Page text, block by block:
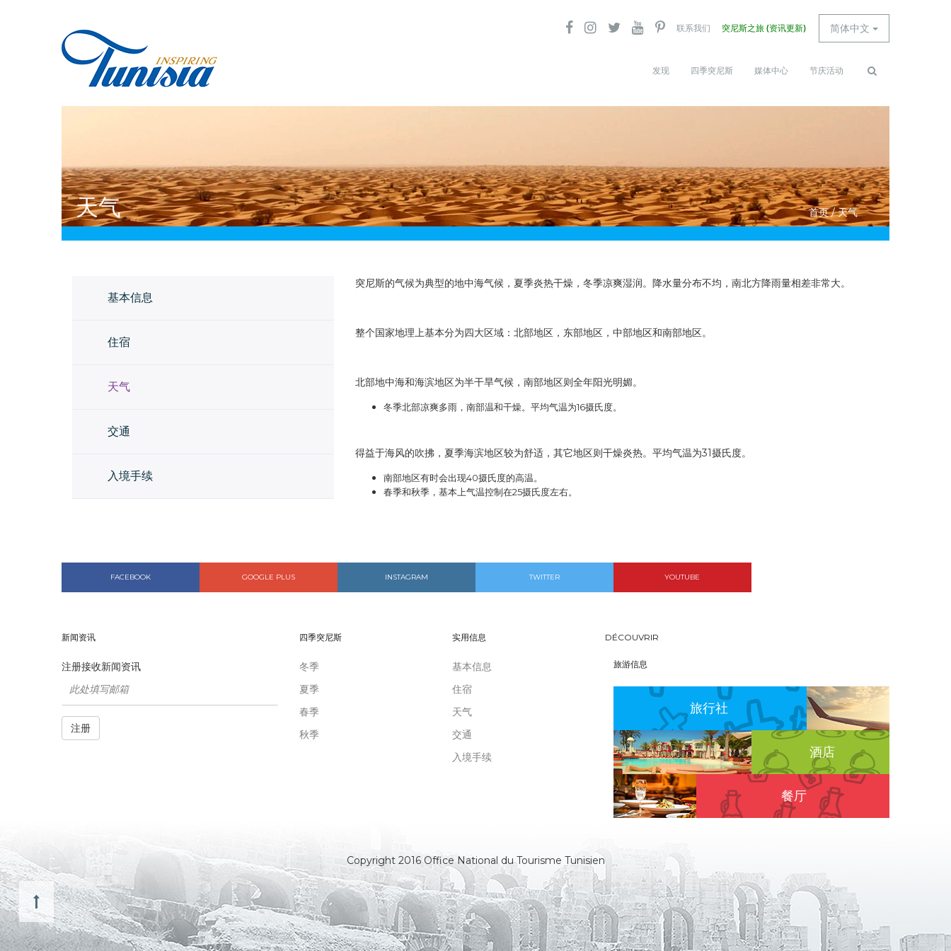
简体中文
联系我们 突尼斯之旅 (资讯更新)
发现 四季突尼斯 媒体中心 节庆活动
Search
You
are
首页 / 天气
天气
基本信息
住宿
天气
交通
入境手续
突尼斯的气候为典型的地中海气候，夏季炎热干燥，冬季凉爽湿润。降水量分布不均，南北方降雨量相差非常大。
整个国家地理上基本分为四大区域：北部地区，东部地区，中部地区和南部地区。
北部地中海和海滨地区为半干旱气候，南部地区则全年阳光明媚。
冬季北部凉爽多雨，南部温和干燥。平均气温为16摄氏度。
得益于海风的吹拂，夏季海滨地区较为舒适，其它地区则干燥炎热。平均气温为31摄氏度。
南部地区有时会出现40摄氏度的高温。
春季和秋季，基本上气温控制在25摄氏度左右。
FACEBOOK GOOGLE PLUS INSTAGRAM TWITTER YOUTUBE
新闻资讯
注册接收新闻资讯
注册
四季突尼斯
冬季
夏季
春季
秋季
实用信息
基本信息
住宿
天气
交通
入境手续
DÉCOUVRIR
旅游信息
旅行社
酒店
餐厅
Copyright 2016 Office National du Tourisme Tunisien